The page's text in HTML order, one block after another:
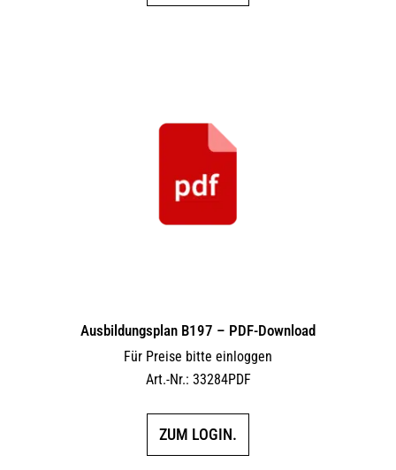
Ausbildungsplan B197 – PDF-Download
Für Preise bitte einloggen
Art.-Nr.: 33284PDF
ZUM LOGIN.